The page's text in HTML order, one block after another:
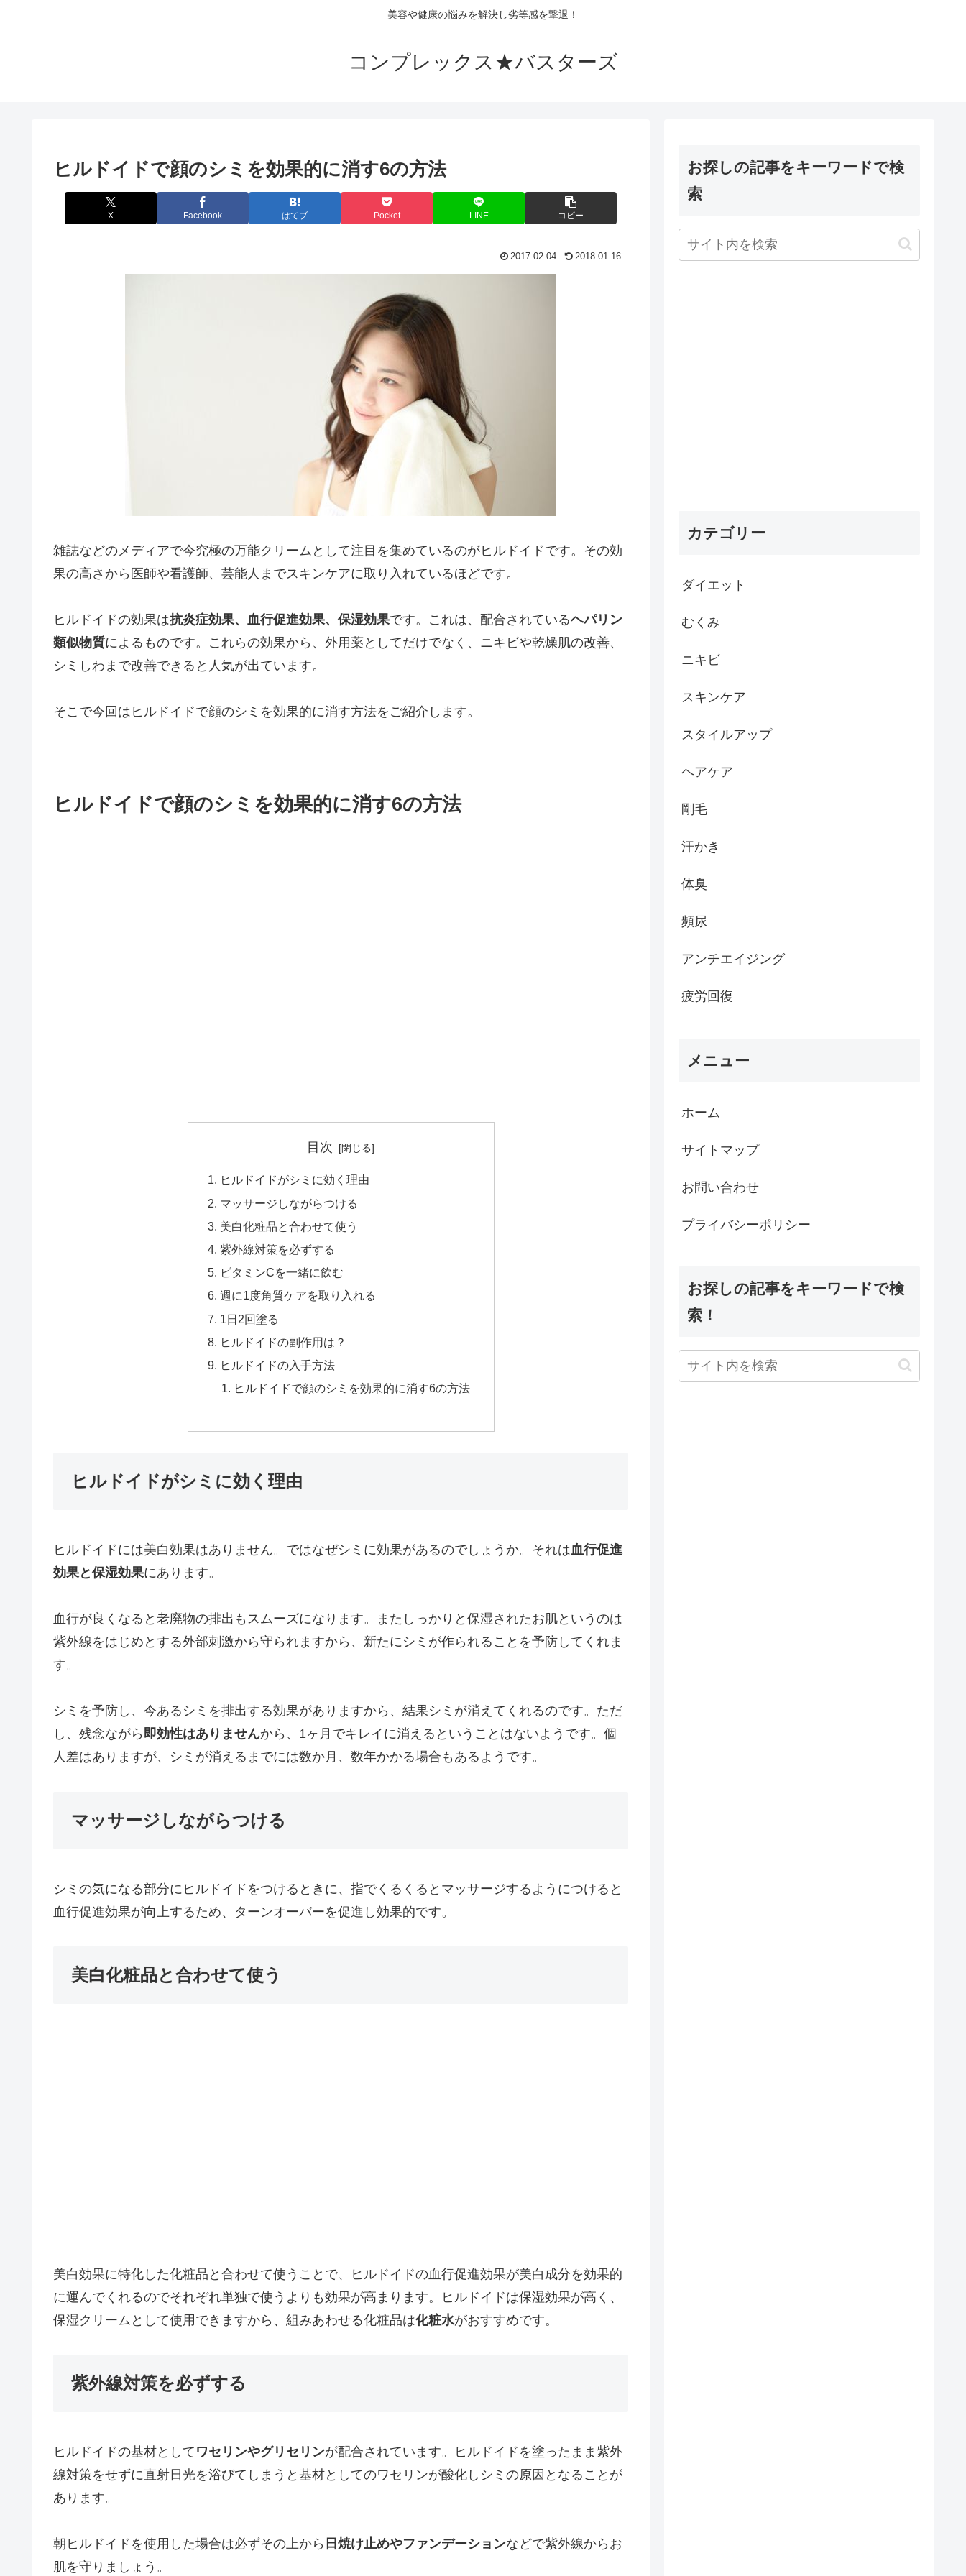
美容や健康の悩みを解決し劣等感を撃退！
コンプレックス★バスターズ
ヒルドイドで顔のシミを効果的に消す6の方法
X Facebook はてブ Pocket LINE コピー
2017.02.04 2018.01.16
雑誌などのメディアで今究極の万能クリームとして注目を集めているのがヒルドイドです。その効
果の高さから医師や看護師、芸能人までスキンケアに取り入れているほどです。
ヒルドイドの効果は抗炎症効果、血行促進効果、保湿効果です。これは、配合されているヘパリン
類似物質によるものです。これらの効果から、外用薬としてだけでなく、ニキビや乾燥肌の改善、
シミしわまで改善できると人気が出ています。
そこで今回はヒルドイドで顔のシミを効果的に消す方法をご紹介します。
ヒルドイドで顔のシミを効果的に消す6の方法
目次
ヒルドイドがシミに効く理由
マッサージしながらつける
美白化粧品と合わせて使う
紫外線対策を必ずする
ビタミンCを一緒に飲む
週に1度角質ケアを取り入れる
1日2回塗る
ヒルドイドの副作用は？
ヒルドイドの入手方法
ヒルドイドで顔のシミを効果的に消す6の方法
ヒルドイドがシミに効く理由
ヒルドイドには美白効果はありません。ではなぜシミに効果があるのでしょうか。それは血行促進
効果と保湿効果にあります。
血行が良くなると老廃物の排出もスムーズになります。またしっかりと保湿されたお肌というのは
紫外線をはじめとする外部刺激から守られますから、新たにシミが作られることを予防してくれま
す。
シミを予防し、今あるシミを排出する効果がありますから、結果シミが消えてくれるのです。ただ
し、残念ながら 即効性はありませんから、1ヶ月でキレイに消えるということはないようです。個
人差はありますが、シミが消えるまでには数か月、数年かかる場合もあるようです。
マッサージしながらつける
シミの気になる部分にヒルドイドをつけるときに、指でくるくるとマッサージするようにつけると
血行促進効果が向上するため、ターンオーバーを促進し効果的です。
美白化粧品と合わせて使う
美白効果に特化した化粧品と合わせて使うことで、ヒルドイドの血行促進効果が美白成分を効果的
に運んでくれるのでそれぞれ単独で使うよりも効果が高まります。ヒルドイドは保湿効果が高く、
保湿クリームとして使用できますから、組みあわせる化粧品は化粧水がおすすめです。
紫外線対策を必ずする
ヒルドイドの基材として ワセリンやグリセリンが配合されています。ヒルドイドを塗ったまま紫外
線対策をせずに直射日光を浴びてしまうと基材としてのワセリンが酸化しシミの原因となることが
あります。
朝ヒルドイドを使用した場合は必ずその上から 日焼け止めやファンデーションなどで紫外線からお
肌を守りましょう。
お探しの記事をキーワードで検
索
カテゴリー
ダイエット
むくみ
ニキビ
スキンケア
スタイルアップ
ヘアケア
剛毛
汗かき
体臭
頻尿
アンチエイジング
疲労回復
メニュー
ホーム
サイトマップ
お問い合わせ
プライバシーポリシー
お探しの記事をキーワードで検
索！